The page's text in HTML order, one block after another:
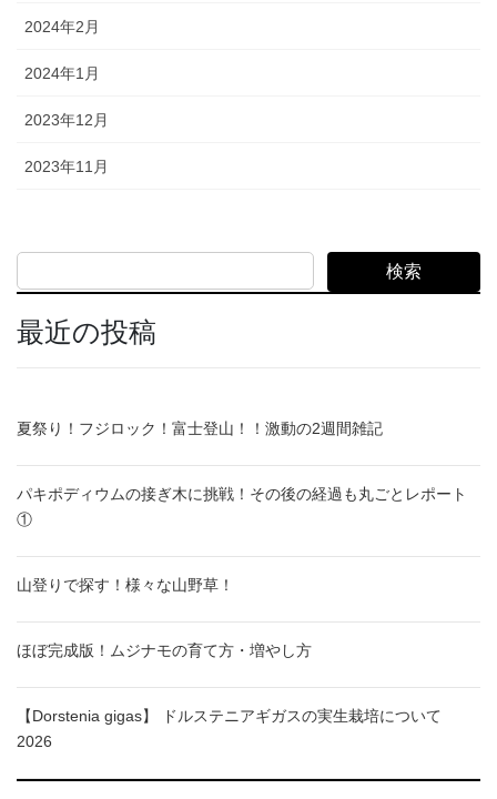
2024年2月
2024年1月
2023年12月
2023年11月
検索
最近の投稿
夏祭り！フジロック！富士登山！！激動の2週間雑記
パキポディウムの接ぎ木に挑戦！その後の経過も丸ごとレポート
①
山登りで探す！様々な山野草！
ほぼ完成版！ムジナモの育て方・増やし方
【Dorstenia gigas】 ドルステニアギガスの実生栽培について
2026